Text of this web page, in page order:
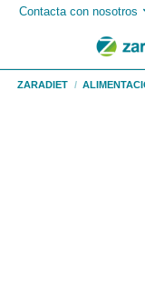
Contacta con nosotros
ZARADIET